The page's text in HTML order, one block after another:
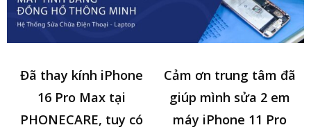
Đã thay kính iPhone
16 Pro Max tại
PHONECARE, tuy có
Cảm ơn trung tâm đã
giúp mình sửa 2 em
máy iPhone 11 Pro